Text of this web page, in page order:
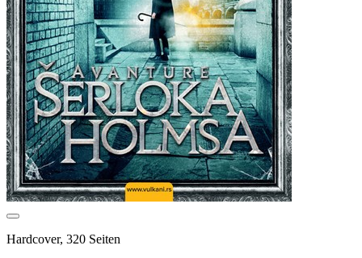
Hardcover, 320 Seiten